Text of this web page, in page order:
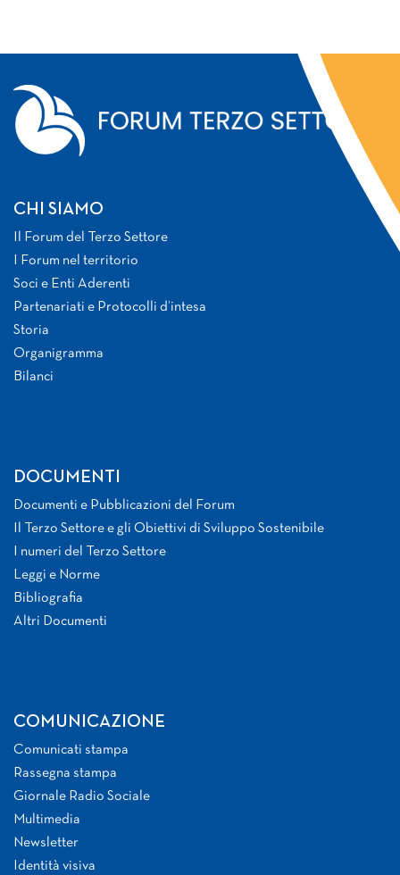
CHI SIAMO
Il Forum del Terzo Settore
I Forum nel territorio
Soci e Enti Aderenti
Partenariati e Protocolli d’intesa
Storia
Organigramma
Bilanci
DOCUMENTI
Documenti e Pubblicazioni del Forum
Il Terzo Settore e gli Obiettivi di Sviluppo Sostenibile
I numeri del Terzo Settore
Leggi e Norme
Bibliografia
Altri Documenti
COMUNICAZIONE
Comunicati stampa
Rassegna stampa
Giornale Radio Sociale
Multimedia
Newsletter
Identità visiva